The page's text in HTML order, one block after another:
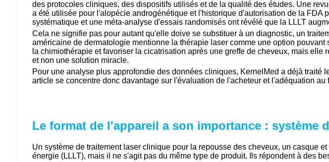
des protocoles cliniques, des dispositifs utilisés et de la qualité des études. Une
a été utilisée pour l'alopécie androgénétique et l'historique d'autorisation de la
systématique et une méta-analyse d'essais randomisés ont révélé que la LLLT
Cela ne signifie pas pour autant qu'elle doive se substituer à un diagnostic, un
américaine de dermatologie mentionne la thérapie laser comme une option
la chimiothérapie et favoriser la cicatrisation après une greffe de cheveux, mais
et non une solution miracle.
Pour une analyse plus approfondie des données cliniques, KernelMed a déjà traité
article se concentre donc davantage sur l'évaluation de l'acheteur et l'adéquation au
Le format de l'appareil a son importance : système
Un système de traitement laser clinique pour la repousse des cheveux, un casque
énergie (LLLT), mais il ne s'agit pas du même type de produit. Ils répondent à des